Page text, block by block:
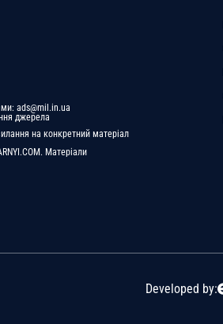
ads@mil.in.ua
джерела
на конкретний матеріал
Матеріали
Developed by: